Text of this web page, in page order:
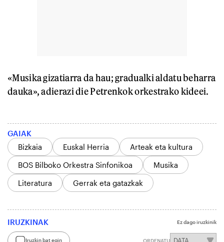
«Musika gizatiarra da hau; gradualki aldatu beharra
dauka», adierazi die Petrenkok orkestrako kideei.
GAIAK
Bizkaia
Euskal Herria
Arteak eta kultura
BOS Bilboko Orkestra Sinfonikoa
Musika
Literatura
Gerrak eta gatazkak
IRUZKINAK Ez dago iruzkinik
Iruzkin bat egin ORDENATU